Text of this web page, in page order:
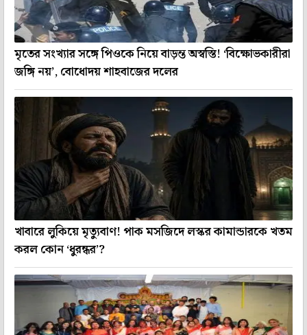
মৃতের সংখ্যার সঙ্গে পিওকে নিয়ে বাড়ন্ত অস্বস্তি! ‘বিক্ষোভকারীরা
জঙ্গি নয়’, বোধোদয় শাহবাজের দলের
খাবারে লুকিয়ে মৃত্যুবাণ! পাক মসজিদে লস্কর কামান্ডারকে খতম
করল কোন ‘ধুরন্ধর’?